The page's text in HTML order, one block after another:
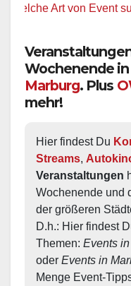
Art von Event
Wochenende in
Marburg. Plus
mehr!
Hier findest Du
Streams,
Veranstaltungen
Wochenende und
der größeren
D.h.: Hier findest
Themen: Events
oder Events in
Menge Event-